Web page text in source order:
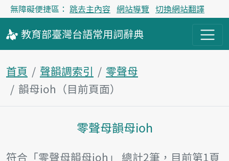
無障礙便捷區： 跳去主內容 網站導覽 切換網站翻譯
教育部臺灣台語常用詞辭典
首頁 聲韻調索引
零聲母
韻母ioh（目前頁面）
主內容區塊
零聲母韻母ioh
符合「零聲母韻母ioh」 總計2筆，目前第1頁